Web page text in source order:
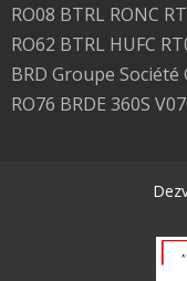
RO08 BTRL RONC
RO62 BTRL HUFC
BRD Groupe
RO76 BRDE 360S